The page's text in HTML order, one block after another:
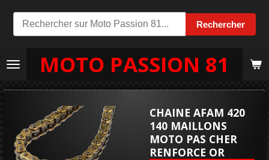
Rechercher
Passer
au
principal
MOTO PASSION 81
CHAINE AFAM 420
140 MAILLONS
MOTO PAS CHER
RENFORCE OR